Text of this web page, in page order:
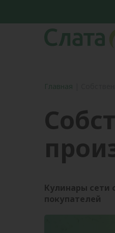
Главная
Кулинары сети
покупателей